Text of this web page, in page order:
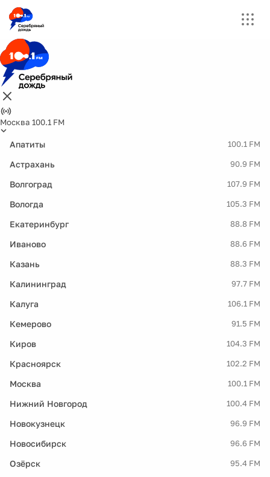
Москва 100.1 FM
Апатиты 100.1 FM
Астрахань 90.9 FM
Волгоград 107.9 FM
Вологда 105.3 FM
Екатеринбург 88.8 FM
Иваново 88.6 FM
Казань 88.3 FM
Калининград 97.7 FM
Калуга 106.1 FM
Кемерово 91.5 FM
Киров 104.3 FM
Красноярск 102.2 FM
Москва 100.1 FM
Нижний Новгород 100.4 FM
Новокузнецк 96.9 FM
Новосибирск 96.6 FM
Озёрск 95.4 FM